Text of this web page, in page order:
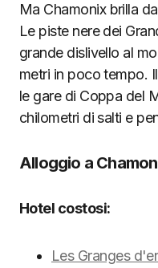
Ma Chamonix brilla
Le piste nere dei
grande dislivello al
metri in poco tempo.
le gare di Coppa del
chilometri di salti e
Alloggio a
Hotel costosi:
Les Granges